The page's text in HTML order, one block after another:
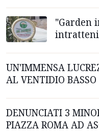
"Garden
UN'IMMENSA
AL VENTIDIO BASSO
DENUNCIATI 3
PIAZZA ROMA AD